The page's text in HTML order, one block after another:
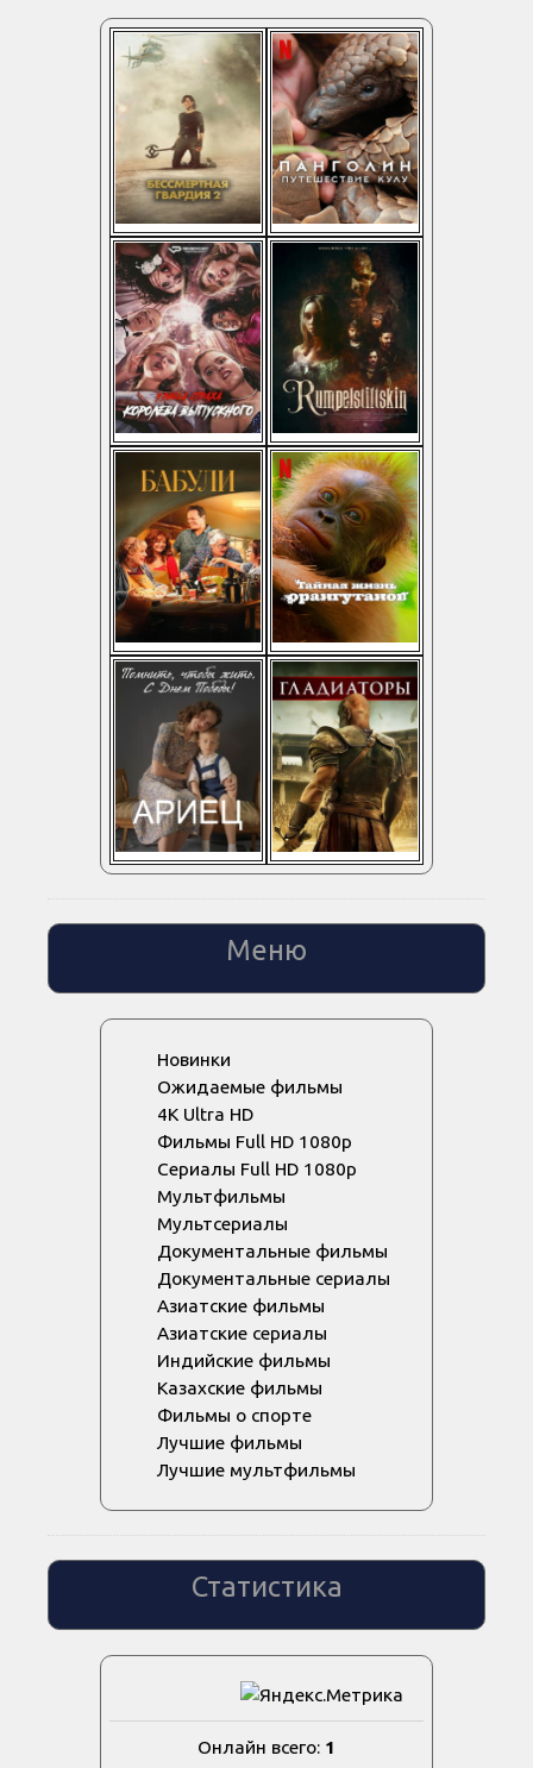
Меню
Новинки
Ожидаемые фильмы
4K Ultra HD
Фильмы Full HD 1080p
Сериалы Full HD 1080p
Мультфильмы
Мультсериалы
Документальные фильмы
Документальные сериалы
Азиатские фильмы
Азиатские сериалы
Индийские фильмы
Казахские фильмы
Фильмы о спорте
Лучшие фильмы
Лучшие мультфильмы
Статистика
Онлайн всего: 1